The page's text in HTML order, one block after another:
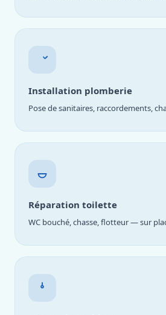
Installation plomberie
Pose de sanitaires, raccordements,
Réparation toilette
WC bouché, chasse, flotteur — sur